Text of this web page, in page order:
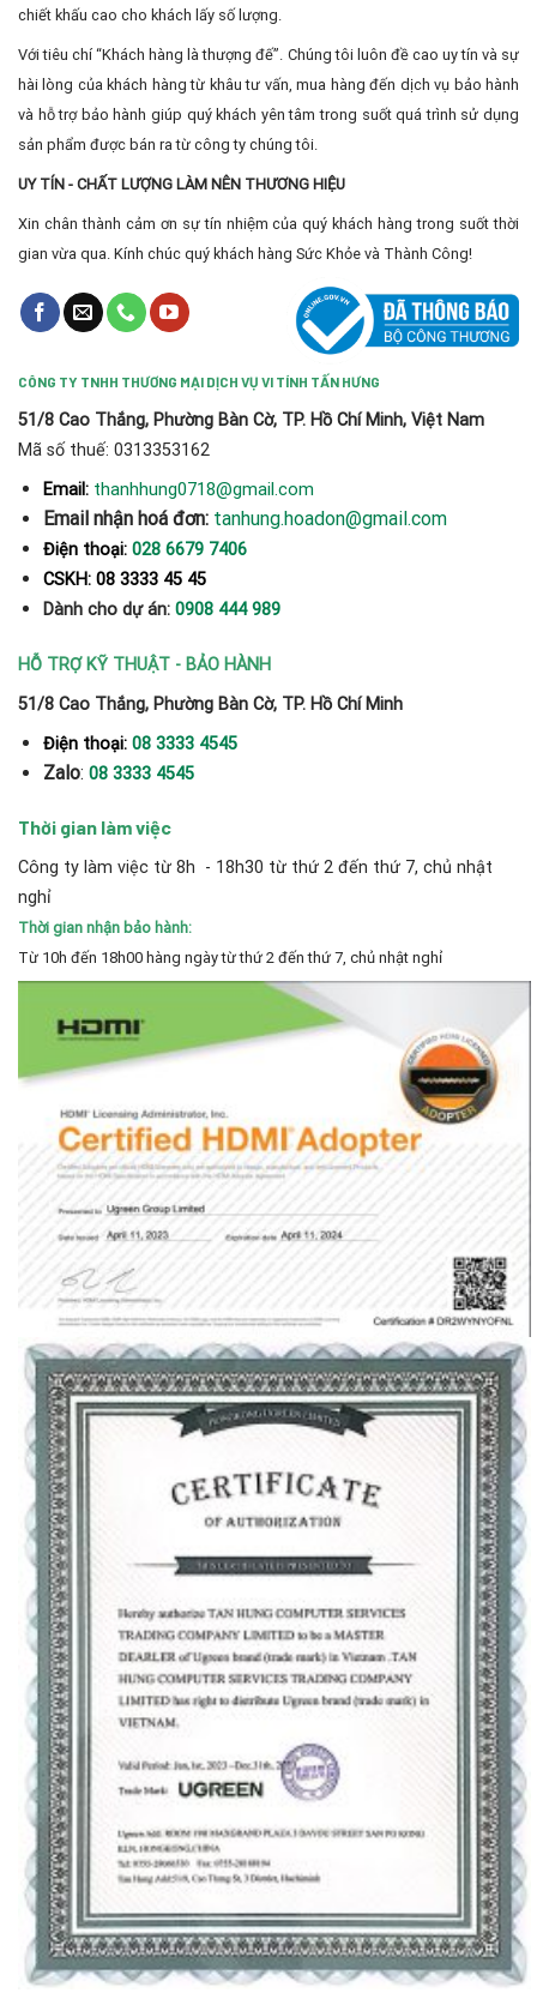
chiết khấu cao cho khách lấy số lượng.
Với tiêu chí “Khách hàng là thượng đế”. Chúng tôi luôn đề cao uy tín và sự
hài lòng của khách hàng từ khâu tư vấn, mua hàng đến dịch vụ bảo hành
và hỗ trợ bảo hành giúp quý khách yên tâm trong suốt quá trình sử dụng
sản phẩm được bán ra từ công ty chúng tôi.
UY TÍN - CHẤT LƯỢNG LÀM NÊN THƯƠNG HIỆU
Xin chân thành cảm ơn sự tín nhiệm của quý khách hàng trong suốt thời
gian vừa qua. Kính chúc quý khách hàng Sức Khỏe và Thành Công!
CÔNG TY TNHH THƯƠNG MẠI DỊCH VỤ VI TÍNH TẤN HƯNG
51/8 Cao Thắng, Phường Bàn Cờ, TP. Hồ Chí Minh, Việt Nam
Mã số thuế: 0313353162
Email: thanhhung0718@gmail.com
Email nhận hoá đơn: tanhung.hoadon@gmail.com
Điện thoại: 028 6679 7406
CSKH: 08 3333 45 45
Dành cho dự án: 0908 444 989
HỖ TRỢ KỸ THUẬT - BẢO HÀNH
51/8 Cao Thắng, Phường Bàn Cờ, TP. Hồ Chí Minh
Điện thoại: 08 3333 4545
Zalo: 08 3333 4545
Thời gian làm việc
Công ty làm việc từ 8h - 18h30 từ thứ 2 đến thứ 7, chủ nhật
nghỉ
Thời gian nhận bảo hành:
Từ 10h đến 18h00 hàng ngày từ thứ 2 đến thứ 7, chủ nhật nghỉ